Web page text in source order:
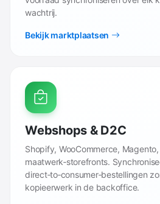
wachtrij.
Bekijk marktplaatsen
Webshops & D2C
Shopify, WooCommerce,
maatwerk‑storefronts.
direct‑to‑consumer‑bestellingen
kopieerwerk in de backoffice.